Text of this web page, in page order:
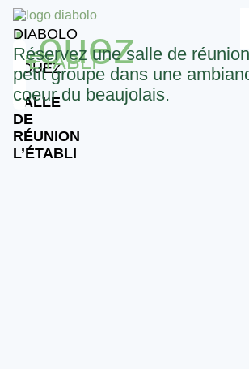
Louez
DIABOLO
>
LOUEZ
>
SALLE
DE
RÉUNION
L’ÉTABLI
L'ÉTABLI
Réservez une salle de
petit groupe dans une
coeur du beaujolais.